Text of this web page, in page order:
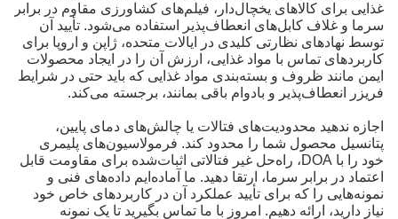
غذایی برای کالاهای یخچال‌دار، فیلم‌های کشاورزی مقاوم در برابر
سرما و غلاف کابل‌های انعطاف‌پذیر استفاده می‌شود. تأیید آن
توسط نهادهای نظارتی کلیدی در ایالات متحده، ژاپن و اروپا برای
کاربردهای تماس با مواد غذایی، ارزش آن را در ایجاد محصولات
ایمن مانند ظروف و بسته‌بندی مواد غذایی که باید حتی در شرایط
فریزر انعطاف‌پذیر و بادوام باقی بمانند، برجسته می‌کند.
اجازه ندهید محدودیت‌های فتالات یا چالش‌های دمای پایین،
پتانسیل محصول شما را محدود کند. فرمولاسیون‌های پلیمری
خود را با DOA، راه‌حل غیر فتالاتی اثبات‌شده برای مقاومت قابل
اعتماد در برابر سرما، ارتقا دهید. ما آماده‌ایم داده‌های فنی و
نمونه‌هایی را که برای تأیید عملکرد آن در کاربردهای خاص خود
نیاز دارید، ارائه دهیم. امروز با ما تماس بگیرید تا یک نمونه